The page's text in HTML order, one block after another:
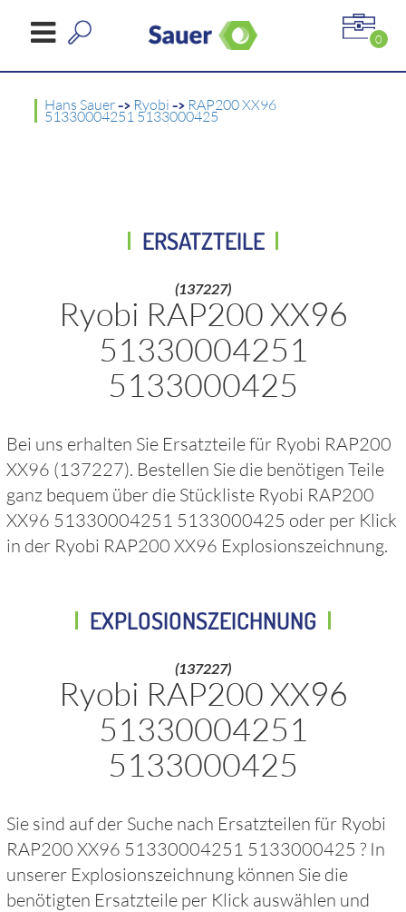
0
Hans Sauer-> Ryobi -> RAP200 XX96
51330004251 5133000425
ERSATZTEILE
(137227)
Ryobi RAP200 XX96
51330004251
5133000425
Bei uns erhalten Sie Ersatzteile für Ryobi RAP200
XX96 (137227). Bestellen Sie die benötigen Teile
ganz bequem über die Stückliste Ryobi RAP200
XX96 51330004251 5133000425 oder per Klick
in der Ryobi RAP200 XX96 Explosionszeichnung.
EXPLOSIONSZEICHNUNG
(137227)
Ryobi RAP200 XX96
51330004251
5133000425
Sie sind auf der Suche nach Ersatzteilen für Ryobi
RAP200 XX96 51330004251 5133000425? In
unserer Explosionszeichnung können Sie die
benötigten Ersatzteile per Klick auswählen und